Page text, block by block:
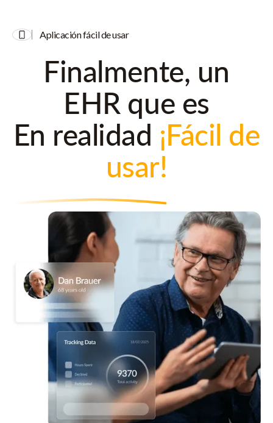
Aplicación fácil de usar
Finalmente, un
EHR que es
En realidad ¡Fácil de
usar!